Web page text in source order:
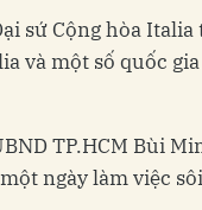
sứ Cộng hòa Italia
và một số quốc
TP.HCM Bùi
ngày làm việc